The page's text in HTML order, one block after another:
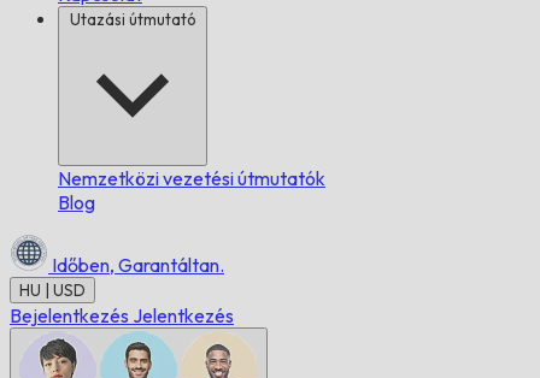
Utazási útmutató
Nemzetközi vezetési útmutatók
Blog
Időben, Garantáltan.
HU | USD
Bejelentkezés Jelentkezés